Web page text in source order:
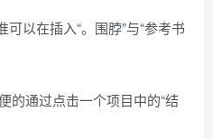
以在插入“。围脖”与“参考书
的通过点击一个项目中的“结